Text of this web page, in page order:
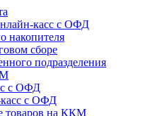
касс с ОФД
накопителя
сборе
подразделения
с ОФД
касс с ОФД
товаров на ККМ